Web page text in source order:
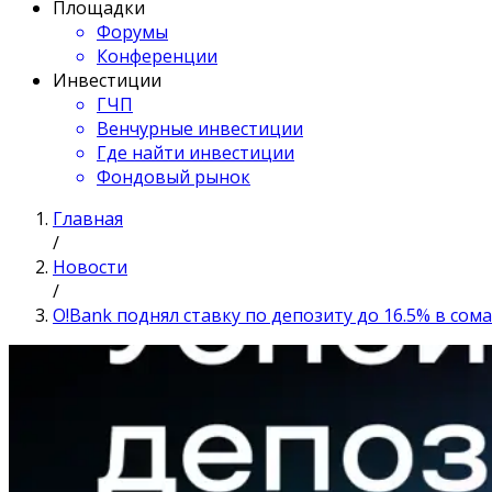
Площадки
Форумы
Конференции
Инвестиции
ГЧП
Венчурные инвестиции
Где найти инвестиции
Фондовый рынок
Главная
/
Новости
/
O!Bank поднял ставку по депозиту до 16.5% в